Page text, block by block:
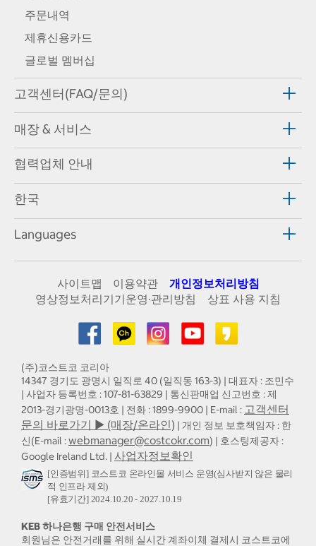
주문내역
제휴신용카드
글로벌 멤버십
고객센터(FAQ/문의)
매장 & 서비스
협력업체 안내
한국
Languages
사이트맵 이용약관
개인정보처리방침
영상정보처리기기운영·관리방침
상표 사용 지침
(주)코스트코 코리아
14347 경기도 광명시 일직로 40 (일직동 163-3) | 대표자 : 조민수
| 사업자 등록번호 : 107-81-63829 | 통신판매업 신고번호 : 제
2013-경기광명-0013호 | 전화 : 1899-9900 | E-mail : 고객센터
문의 바로가기 ▶ (매장/온라인) | 개인 정보 보호책임자 : 한
신(E-mail :webmanager@costcokr.com) | 호스팅제공자 :
Google Ireland Ltd. | 사업자정보확인
[인증범위] 코스트코 온라인몰 서비스 운영(심사받지 않은 물리
적 인프라 제외)
[유효기간] 2024.10.20 - 2027.10.19
KEB 하나은행 구매 안전서비스
회원님은 안전거래를 위해 실시간 계좌이체 결제시 코스트코에